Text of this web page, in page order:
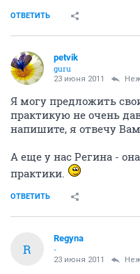
ОТВЕТИТЬ
petvik
guru
23 июня 2011
Я могу предложить
практикую не очень
напишите, я отвечу
А еще у нас Регина -
практики.
ОТВЕТИТЬ
R
Regyna
-
23 июня 2011